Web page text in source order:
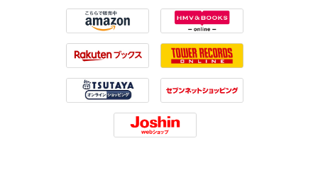
Amazon HMV
Rakuten Tower Records
Tsutaya 7net
Joshin